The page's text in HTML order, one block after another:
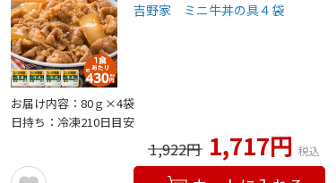
吉野家 ミニ牛丼の具４袋
お届け内容：80ｇ×4袋
日持ち：冷凍210日目安
1,922円 1,717円 税込